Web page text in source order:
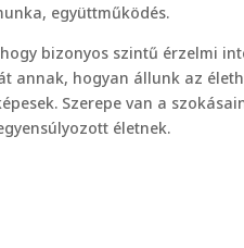
együttműködés.
bizonyos szintű érzelmi
annak, hogyan állunk az
Szerepe van a
életnek.